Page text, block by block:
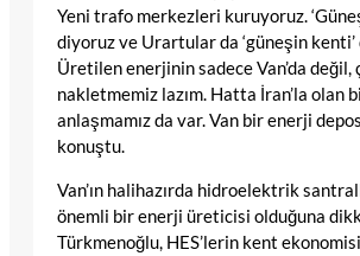
Yeni trafo merkezleri kuruyoruz.
diyoruz ve Urartular da ‘güneşin
Üretilen enerjinin sadece Van’da
nakletmemiz lazım. Hatta İran’la olan
anlaşmamız da var. Van bir enerji
konuştu.
Van’ın halihazırda hidroelektrik
önemli bir enerji üreticisi olduğuna
Türkmenoğlu, HES’lerin kent